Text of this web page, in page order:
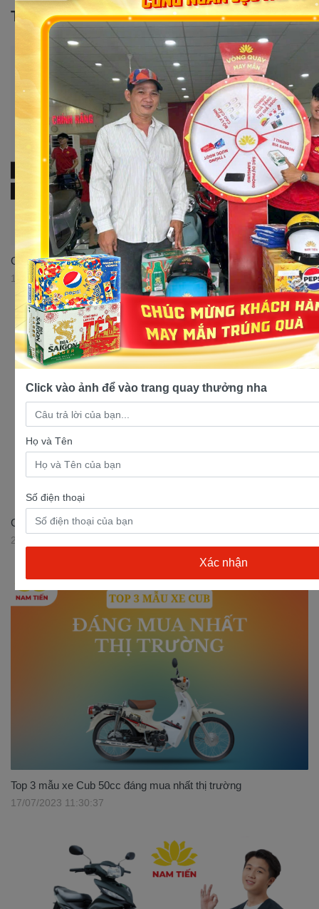
Tin tức khác
Giới thiệu xe điện Victoria V88, giá bao nhiêu, mua ở đâu?
12/05/2023 08:38:15
Giới thiệu xe số 50cc Sirius Victoria tại Xe điện Nam Tiến
29/05/2023 16:52:51
Top 3 mẫu xe Cub 50cc đáng mua nhất thị trường
17/07/2023 11:30:37
Click vào ảnh để vào trang quay thưởng nha
Họ và Tên
Số điện thoại